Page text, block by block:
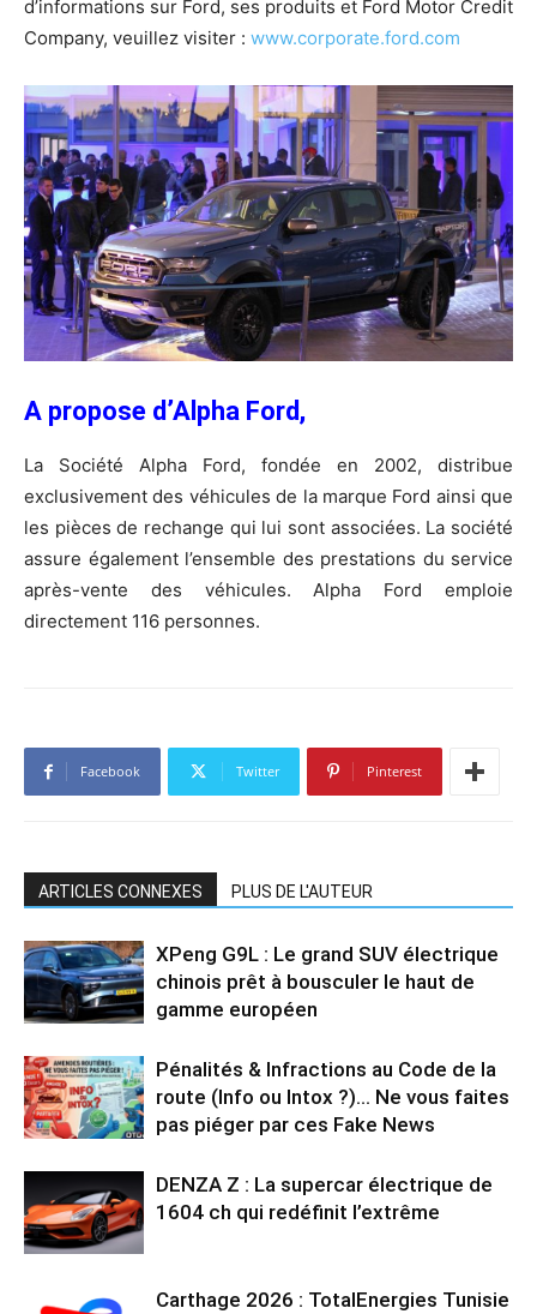
d’informations sur Ford, ses produits et Ford Motor Credit
Company, veuillez visiter : www.corporate.ford.com
A propose d’Alpha Ford,
La Société Alpha Ford, fondée en 2002, distribue
exclusivement des véhicules de la marque Ford ainsi que
les pièces de rechange qui lui sont associées. La société
assure également l’ensemble des prestations du service
après-vente des véhicules. Alpha Ford emploie
directement 116 personnes.
Facebook Twitter Pinterest
ARTICLES CONNEXES PLUS DE L'AUTEUR
XPeng G9L : Le grand SUV électrique
chinois prêt à bousculer le haut de
gamme européen
Pénalités & Infractions au Code de la
route (Info ou Intox ?)… Ne vous faites
pas piéger par ces Fake News
DENZA Z : La supercar électrique de
1604 ch qui redéfinit l’extrême
Carthage 2026 : TotalEnergies Tunisie